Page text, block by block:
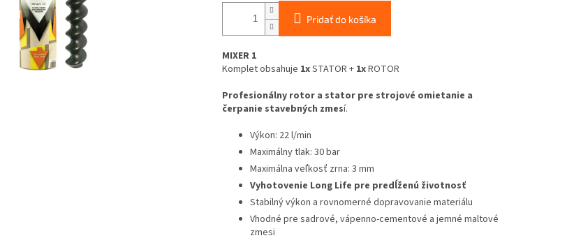
Pridať do košíka
MIXER 1
Komplet obsahuje 1xSTATOR + 1xROTOR
Profesionálny rotor a stator pre strojové omietanie a
čerpanie stavebných zmesí.
Výkon: 22 l/min
Maximálny tlak: 30 bar
Maximálna veľkosť zrna: 3 mm
Vyhotovenie Long Life pre predĺženú životnosť
Stabilný výkon a rovnomerné dopravovanie materiálu
Vhodné pre sadrové, vápenno-cementové a jemné maltové
zmesi